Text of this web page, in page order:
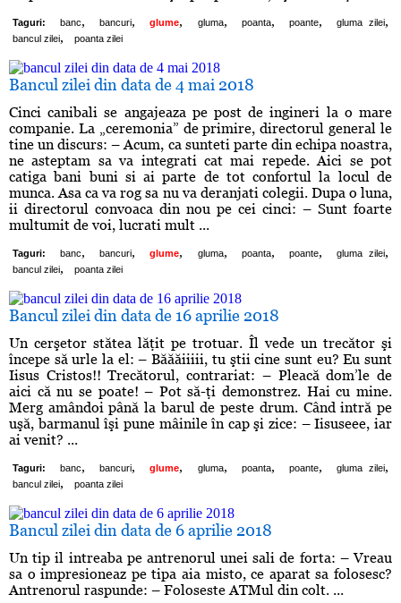
Taguri: banc, bancuri, glume, gluma, poanta, poante, gluma zilei,
bancul zilei, poanta zilei
Bancul zilei din data de 4 mai 2018
Cinci canibali se angajeaza pe post de ingineri la o mare
companie. La „ceremonia” de primire, directorul general le
tine un discurs: – Acum, ca sunteti parte din echipa noastra,
ne asteptam sa va integrati cat mai repede. Aici se pot
catiga bani buni si ai parte de tot confortul la locul de
munca. Asa ca va rog sa nu va deranjati colegii. Dupa o luna,
ii directorul convoaca din nou pe cei cinci: – Sunt foarte
multumit de voi, lucrati mult ...
Taguri: banc, bancuri, glume, gluma, poanta, poante, gluma zilei,
bancul zilei, poanta zilei
Bancul zilei din data de 16 aprilie 2018
Un cerşetor stătea lăţit pe trotuar. Îl vede un trecător şi
începe să urle la el: – Băăăiiiii, tu ştii cine sunt eu? Eu sunt
Iisus Cristos!! Trecătorul, contrariat: – Pleacă dom’le de
aici că nu se poate! – Pot să-ţi demonstrez. Hai cu mine.
Merg amândoi până la barul de peste drum. Când intră pe
uşă, barmanul îşi pune mâinile în cap şi zice: – Iisuseee, iar
ai venit? ...
Taguri: banc, bancuri, glume, gluma, poanta, poante, gluma zilei,
bancul zilei, poanta zilei
Bancul zilei din data de 6 aprilie 2018
Un tip il intreaba pe antrenorul unei sali de forta: – Vreau
sa o impresioneaz pe tipa aia misto, ce aparat sa folosesc?
Antrenorul raspunde: – Foloseste ATMul din colt. ...